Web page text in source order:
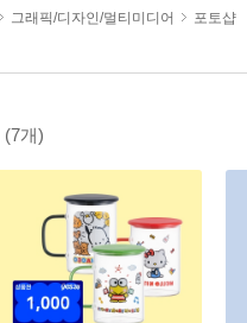
그래픽/디자인/멀티미디어 포토샵
(7개)